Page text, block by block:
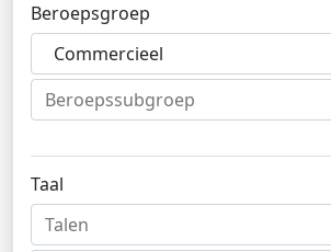
Beroepsgroep
Commercieel
Taal